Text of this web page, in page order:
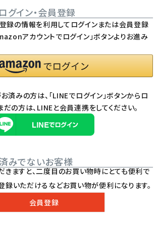
グイン・会員登録
の情報を利用してログインまたは会員登録
アカウントでログイン」ボタンよりお進み
済みの方は、「LINEでログイン」ボタンからロ
だの方は、 LINEと会員連携をしてください。
みでないお客様
きますと、二度目のお買い物時にとても便利で
録いただけるなどお買い物が便利になります。
会員登録